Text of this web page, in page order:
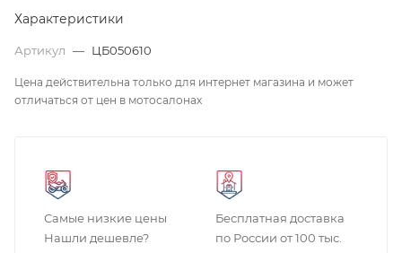
Характеристики
Артикул — ЦБ050610
Цена действительна только для интернет магазина и может
отличаться от цен в мотосалонах
Самые низкие цены
Нашли дешевле?
Бесплатная доставка
по России от 100 тыс.